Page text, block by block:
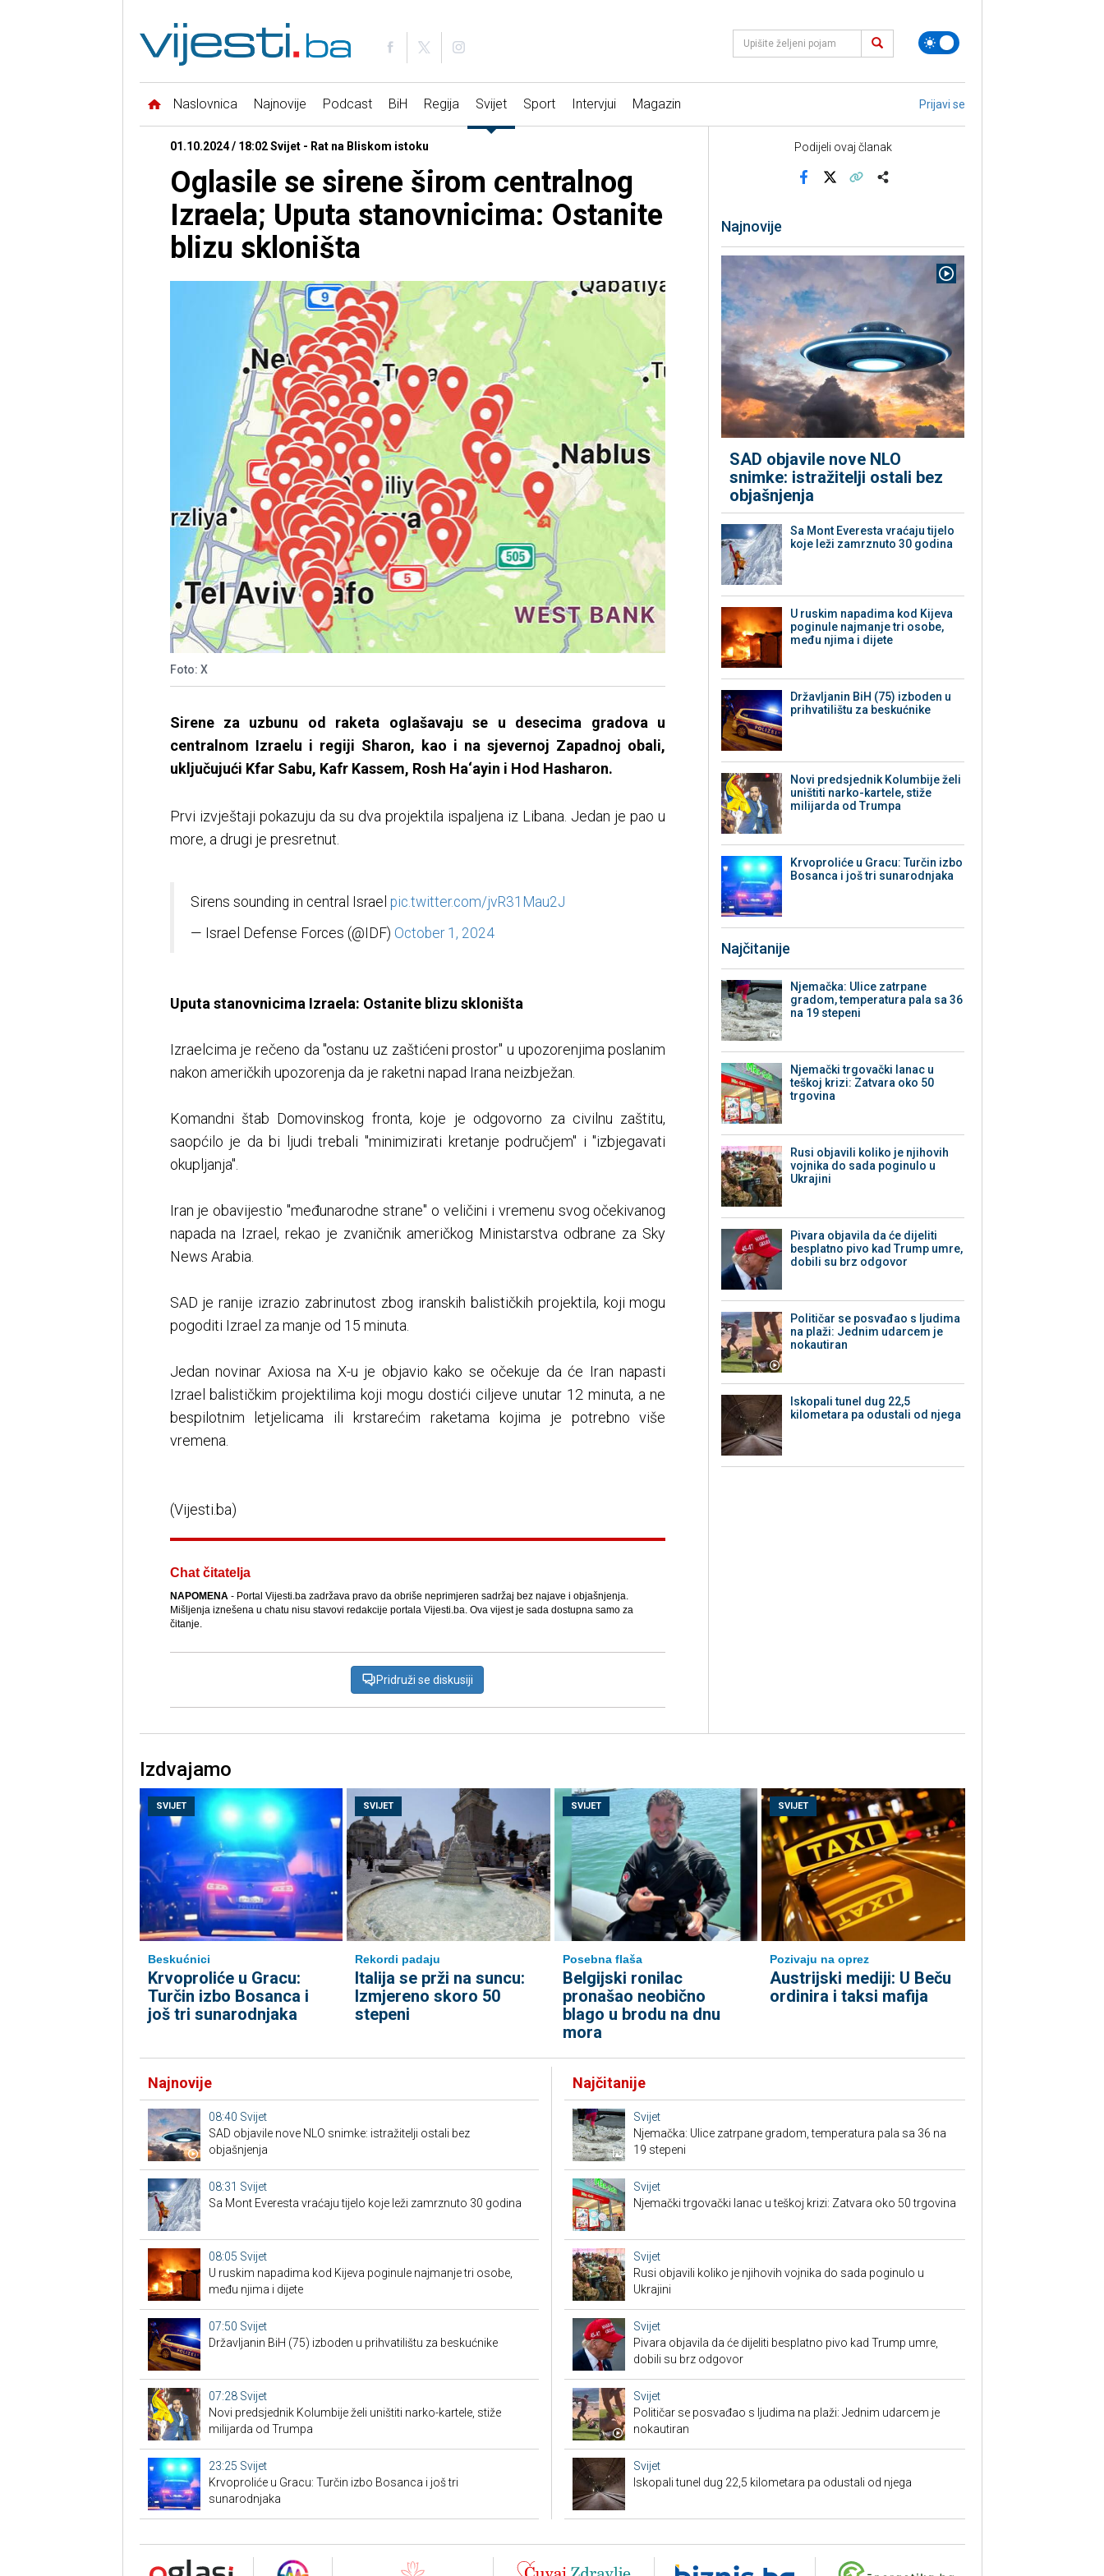
Naslovnica Najnovije Podcast BiH Regija Svijet Sport Intervjui Magazin Prijavi se
01.10.2024 / 18:02 Svijet - Rat na Bliskom istoku
Oglasile se sirene širom centralnog
Izraela; Uputa stanovnicima: Ostanite
blizu skloništa
Foto: X
Sirene za uzbunu od raketa oglašavaju se u desecima gradova u
centralnom Izraelu i regiji Sharon, kao i na sjevernoj Zapadnoj obali,
uključujući Kfar Sabu, Kafr Kassem, Rosh Ha‘ayin i Hod Hasharon.
Prvi izvještaji pokazuju da su dva projektila ispaljena iz Libana. Jedan je pao u
more, a drugi je presretnut.
Sirens sounding in central Israel pic.twitter.com/jvR31Mau2J
— Israel Defense Forces (@IDF) October 1, 2024
Uputa stanovnicima Izraela: Ostanite blizu skloništa
Izraelcima je rečeno da "ostanu uz zaštićeni prostor" u upozorenjima poslanim
nakon američkih upozorenja da je raketni napad Irana neizbježan.
Komandni štab Domovinskog fronta, koje je odgovorno za civilnu zaštitu,
saopćilo je da bi ljudi trebali "minimizirati kretanje područjem" i "izbjegavati
okupljanja".
Iran je obavijestio "međunarodne strane" o veličini i vremenu svog očekivanog
napada na Izrael, rekao je zvaničnik američkog Ministarstva odbrane za Sky
News Arabia.
SAD je ranije izrazio zabrinutost zbog iranskih balističkih projektila, koji mogu
pogoditi Izrael za manje od 15 minuta.
Jedan novinar Axiosa na X-u je objavio kako se očekuje da će Iran napasti
Izrael balističkim projektilima koji mogu dostići ciljeve unutar 12 minuta, a ne
bespilotnim letjelicama ili krstarećim raketama kojima je potrebno više
vremena.
(Vijesti.ba)
Chat čitatelja
NAPOMENA- Portal Vijesti.ba zadržava pravo da obriše neprimjeren sadržaj bez najave i objašnjenja.
Mišljenja iznešena u chatu nisu stavovi redakcije portala Vijesti.ba. Ova vijest je sada dostupna samo za
čitanje.
Pridruži se diskusiji
Podijeli ovaj članak
Najnovije
SAD objavile nove NLO
snimke: istražitelji ostali bez
objašnjenja
Sa Mont Everesta vraćaju tijelo
koje leži zamrznuto 30 godina
U ruskim napadima kod Kijeva
poginule najmanje tri osobe,
među njima i dijete
Državljanin BiH (75) izboden u
prihvatilištu za beskućnike
Novi predsjednik Kolumbije želi
uništiti narko-kartele, stiže
milijarda od Trumpa
Krvoproliće u Gracu: Turčin izbo
Bosanca i još tri sunarodnjaka
Najčitanije
Njemačka: Ulice zatrpane
gradom, temperatura pala sa 36
na 19 stepeni
Njemački trgovački lanac u
teškoj krizi: Zatvara oko 50
trgovina
Rusi objavili koliko je njihovih
vojnika do sada poginulo u
Ukrajini
Pivara objavila da će dijeliti
besplatno pivo kad Trump umre,
dobili su brz odgovor
Političar se posvađao s ljudima
na plaži: Jednim udarcem je
nokautiran
Iskopali tunel dug 22,5
kilometara pa odustali od njega
Izdvajamo
SVIJET
Beskućnici
Krvoproliće u Gracu:
Turčin izbo Bosanca i
još tri sunarodnjaka
SVIJET
Rekordi padaju
Italija se prži na suncu:
Izmjereno skoro 50
stepeni
SVIJET
Posebna flaša
Belgijski ronilac
pronašao neobično
blago u brodu na dnu
mora
SVIJET
Pozivaju na oprez
Austrijski mediji: U Beču
ordinira i taksi mafija
Najnovije
08:40 Svijet
SAD objavile nove NLO snimke: istražitelji ostali bez
objašnjenja
08:31 Svijet
Sa Mont Everesta vraćaju tijelo koje leži zamrznuto 30 godina
08:05 Svijet
U ruskim napadima kod Kijeva poginule najmanje tri osobe,
među njima i dijete
07:50 Svijet
Državljanin BiH (75) izboden u prihvatilištu za beskućnike
07:28 Svijet
Novi predsjednik Kolumbije želi uništiti narko-kartele, stiže
milijarda od Trumpa
23:25 Svijet
Krvoproliće u Gracu: Turčin izbo Bosanca i još tri
sunarodnjaka
Najčitanije
Svijet
Njemačka: Ulice zatrpane gradom, temperatura pala sa 36 na
19 stepeni
Svijet
Njemački trgovački lanac u teškoj krizi: Zatvara oko 50 trgovina
Svijet
Rusi objavili koliko je njihovih vojnika do sada poginulo u
Ukrajini
Svijet
Pivara objavila da će dijeliti besplatno pivo kad Trump umre,
dobili su brz odgovor
Svijet
Političar se posvađao s ljudima na plaži: Jednim udarcem je
nokautiran
Svijet
Iskopali tunel dug 22,5 kilometara pa odustali od njega